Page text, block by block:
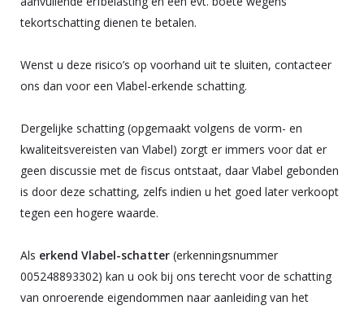
tekortschatting dienen te betalen.
Wenst u deze risico’s op voorhand uit te sluiten, contacteer
ons dan voor een Vlabel-erkende schatting.
Dergelijke schatting (opgemaakt volgens de vorm- en
kwaliteitsvereisten van Vlabel) zorgt er immers voor dat er
geen discussie met de fiscus ontstaat, daar Vlabel gebonden
is door deze schatting, zelfs indien u het goed later verkoopt
tegen een hogere waarde.
Als erkend Vlabel-schatter (erkenningsnummer
005248893302) kan u ook bij ons terecht voor de schatting
van onroerende eigendommen naar aanleiding van het